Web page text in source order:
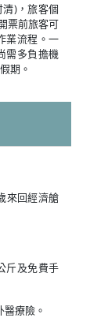
)，旅客個
票前旅客可
業流程。一
需多負擔機
期。
來回經濟艙
斤及免費手
療險。